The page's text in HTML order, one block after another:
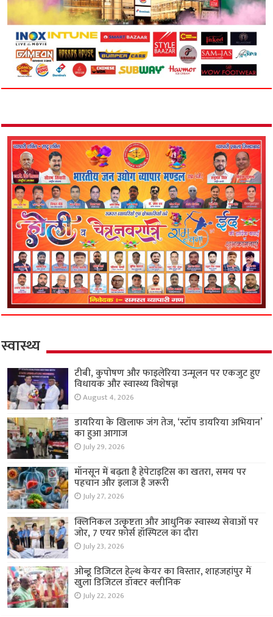
स्वास्थ्य
टीबी, कुपोषण और फाइलेरिया उन्मूलन पर एकजुट हुए
विधायक और स्वास्थ्य विशेषज्ञ
August 4, 2026
डायरिया के खिलाफ जंग तेज, ‘स्टॉप डायरिया अभियान’
का हुआ आगाज
July 29, 2026
मॉनसून में बढ़ता है हेपेटाइटिस का खतरा, समय पर
पहचान और इलाज है जरूरी
July 27, 2026
क्लिनिकल उत्कृष्टता और आधुनिक स्वास्थ्य सेवाओं पर
जोर, 7 एयर फ़ोर्स हॉस्पिटल का दौरा
July 23, 2026
ओब्डू डिजिटल हेल्थ केयर का विस्तार, शाहजहांपुर में
खुला डिजिटल डॉक्टर क्लीनिक
July 22, 2026